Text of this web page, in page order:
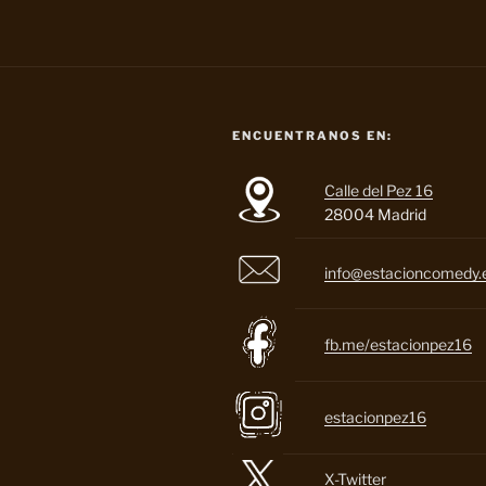
ENCUENTRANOS EN:
Calle del Pez 16
28004 Madrid
fb.me/estacionpez16
estacionpez16
X-Twitter